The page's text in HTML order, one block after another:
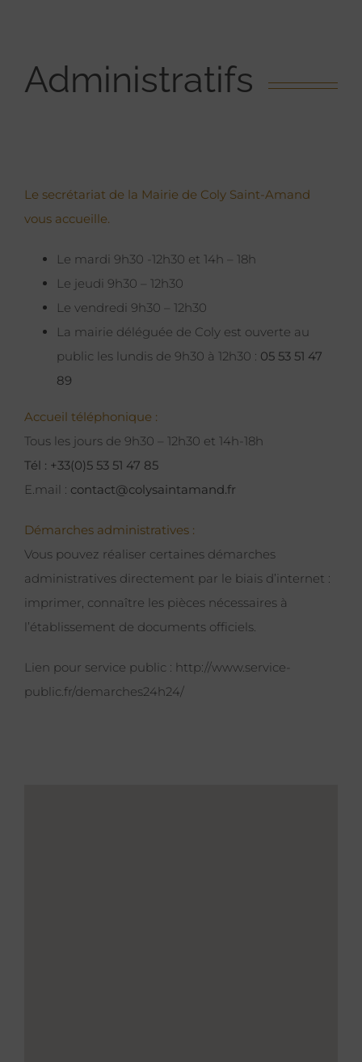
Administratifs
Le secrétariat de la Mairie de Coly Saint-Amand
vous accueille.
Le mardi 9h30 -12h30 et 14h – 18h
Le jeudi 9h30 – 12h30
Le vendredi 9h30 – 12h30
La mairie déléguée de Coly est ouverte au
public les lundis de 9h30 à 12h30 : 05 53 51 47
89
Accueil téléphonique :
Tous les jours de 9h30 – 12h30 et 14h-18h
Tél : +33(0)5 53 51 47 85
E.mail : contact@colysaintamand.fr
Démarches administratives :
Vous pouvez réaliser certaines démarches
administratives directement par le biais d’internet :
imprimer, connaître les pièces nécessaires à
l’établissement de documents officiels.
Lien pour service public : http://www.service-
public.fr/demarches24h24/